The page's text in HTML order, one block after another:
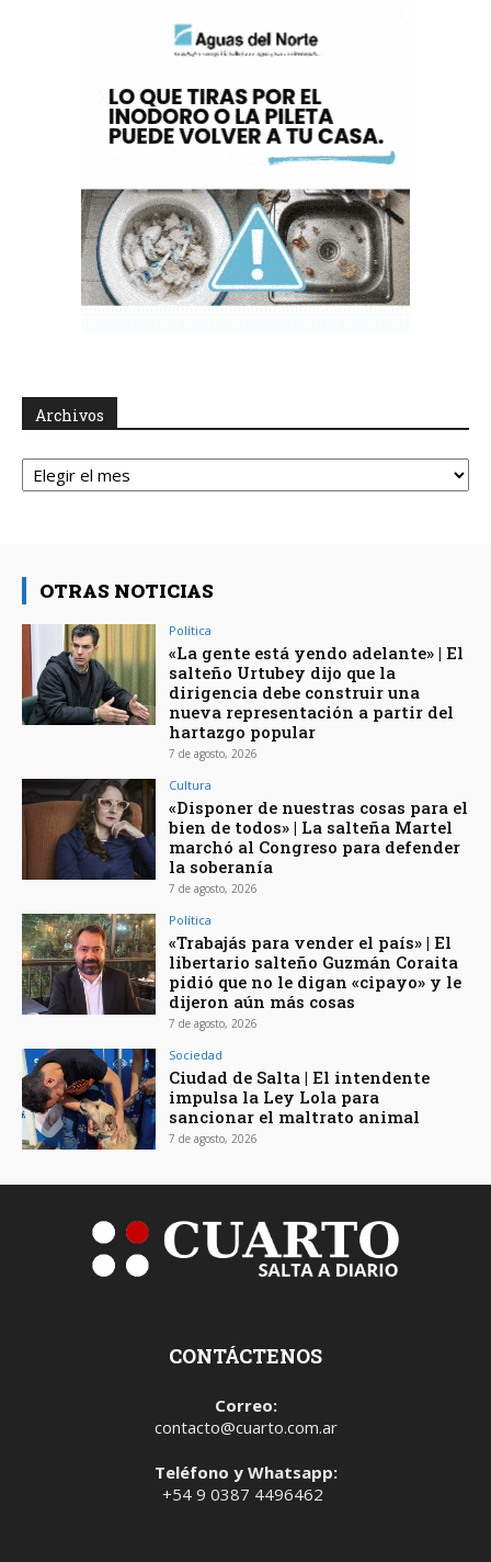
Archivos
Archivos
OTRAS NOTICIAS
Política
«La gente está yendo adelante» | El
salteño Urtubey dijo que la
dirigencia debe construir una
nueva representación a partir del
hartazgo popular
7 de agosto, 2026
Cultura
«Disponer de nuestras cosas para el
bien de todos» | La salteña Martel
marchó al Congreso para defender
la soberanía
7 de agosto, 2026
Política
«Trabajás para vender el país» | El
libertario salteño Guzmán Coraita
pidió que no le digan «cipayo» y le
dijeron aún más cosas
7 de agosto, 2026
Sociedad
Ciudad de Salta | El intendente
impulsa la Ley Lola para
sancionar el maltrato animal
7 de agosto, 2026
CONTÁCTENOS
Correo:
contacto@cuarto.com.ar
Teléfono y Whatsapp:
+54 9 0387 4496462